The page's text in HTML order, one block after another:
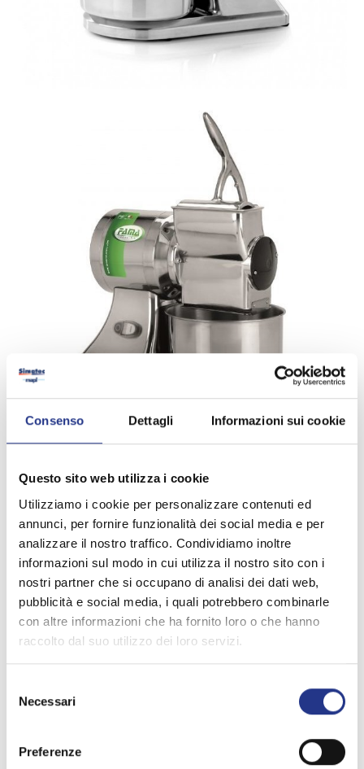
Consenso Dettagli Informazioni sui cookie
Questo sito web utilizza i cookie
Utilizziamo i cookie per personalizzare contenuti ed
annunci, per fornire funzionalità dei social media e per
analizzare il nostro traffico. Condividiamo inoltre
informazioni sul modo in cui utilizza il nostro sito con i
nostri partner che si occupano di analisi dei dati web,
pubblicità e social media, i quali potrebbero combinarle
con altre informazioni che ha fornito loro o che hanno
raccolto dal suo utilizzo dei loro servizi.
delNecessari
Preferenze
Grattugia serie GM, apparrecchio per uso professionle -